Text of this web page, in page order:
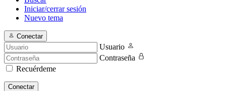
Iniciar/cerrar sesión
Nuevo tema
Conectar
Usuario
Contraseña
Recuérdeme
Conectar